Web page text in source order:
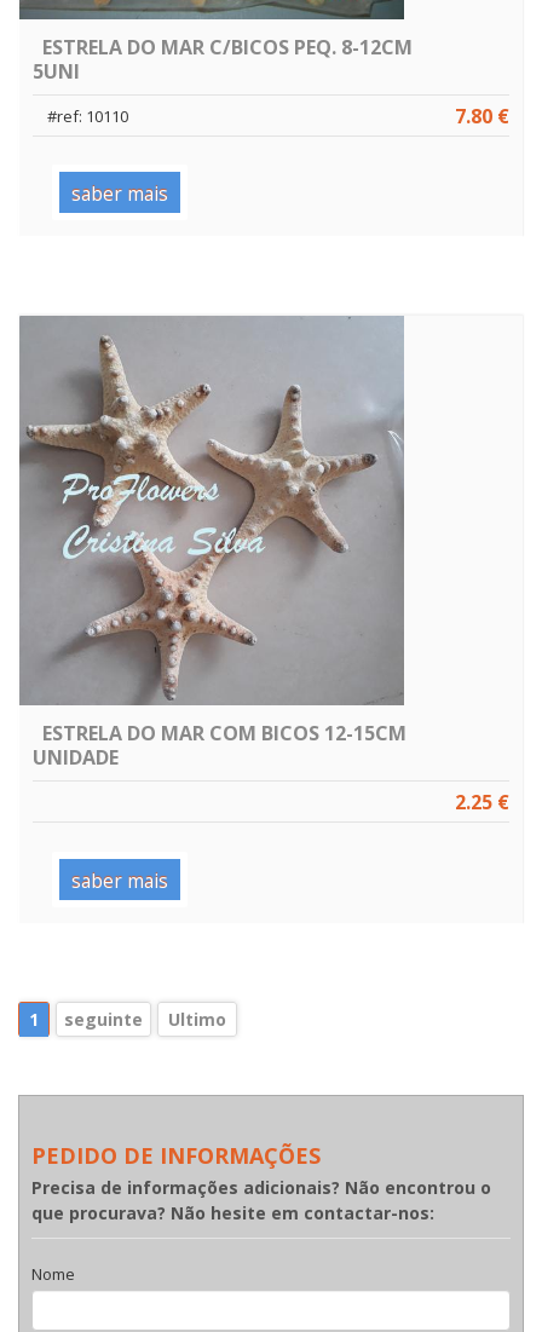
ESTRELA DO MAR C/BICOS PEQ. 8-12CM
5UNI
7.80 €
#ref: 10110
saber mais
ESTRELA DO MAR COM BICOS 12-15CM
UNIDADE
2.25 €
saber mais
1 seguinte Ultimo
PEDIDO DE INFORMAÇÕES
Precisa de informações adicionais? Não encontrou o
que procurava? Não hesite em contactar-nos:
Nome